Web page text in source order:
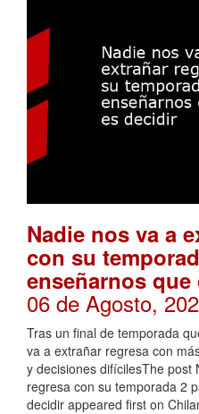
Nadie nos va a
con su
enseñarnos
06 de Agosto,
Tras un final de temporada
va a extrañar regresa con
y decisiones difícilesThe post
regresa con su temporada 2
decidir appeared first on